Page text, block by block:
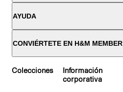
AYUDA
CONVIÉRTETE EN H&M MEMBER
Colecciones
Información
corporativa